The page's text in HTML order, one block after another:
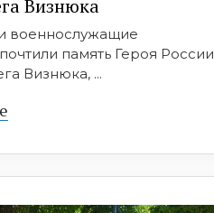
Визнюка
военнослужащие
память Героя России
Визнюка, ...